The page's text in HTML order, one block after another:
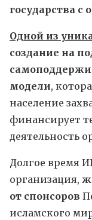
государства
Одной из
создание на
модели,
население
финансирует
деятельность
Долгое время
организация,
от спонсоров
исламского